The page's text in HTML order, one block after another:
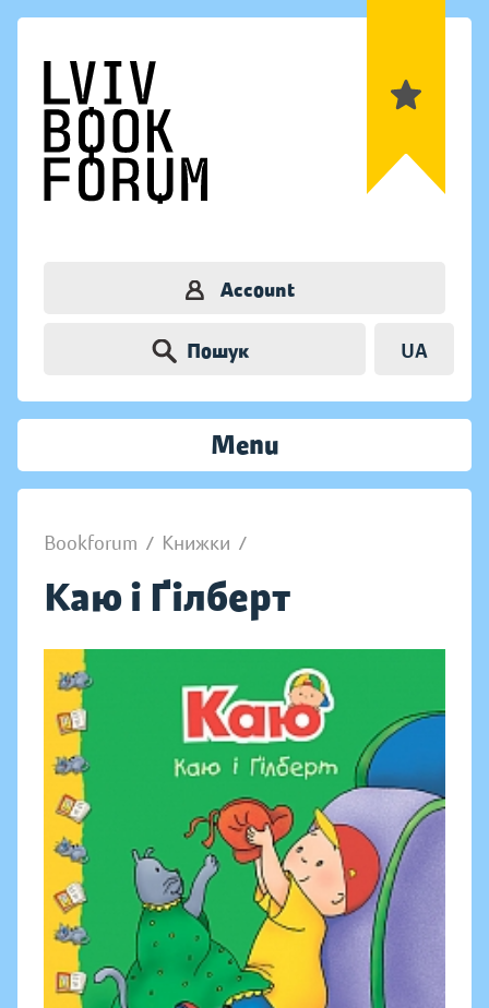
Account
Пошук UA
Menu
Bookforum / Книжки /
Каю і Ґілберт